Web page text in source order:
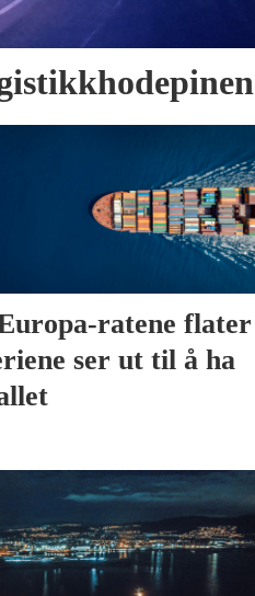
ratene flater
ser ut til å ha